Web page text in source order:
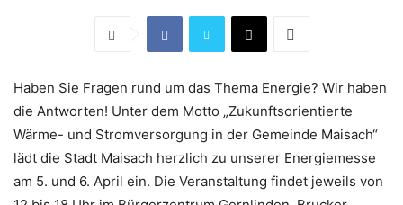
Haben Sie Fragen rund um das Thema Energie? Wir haben
die Antworten! Unter dem Motto „Zukunftsorientierte
Wärme- und Stromversorgung in der Gemeinde Maisach“
lädt die Stadt Maisach herzlich zu unserer Energiemesse
am 5. und 6. April ein. Die Veranstaltung findet jeweils von